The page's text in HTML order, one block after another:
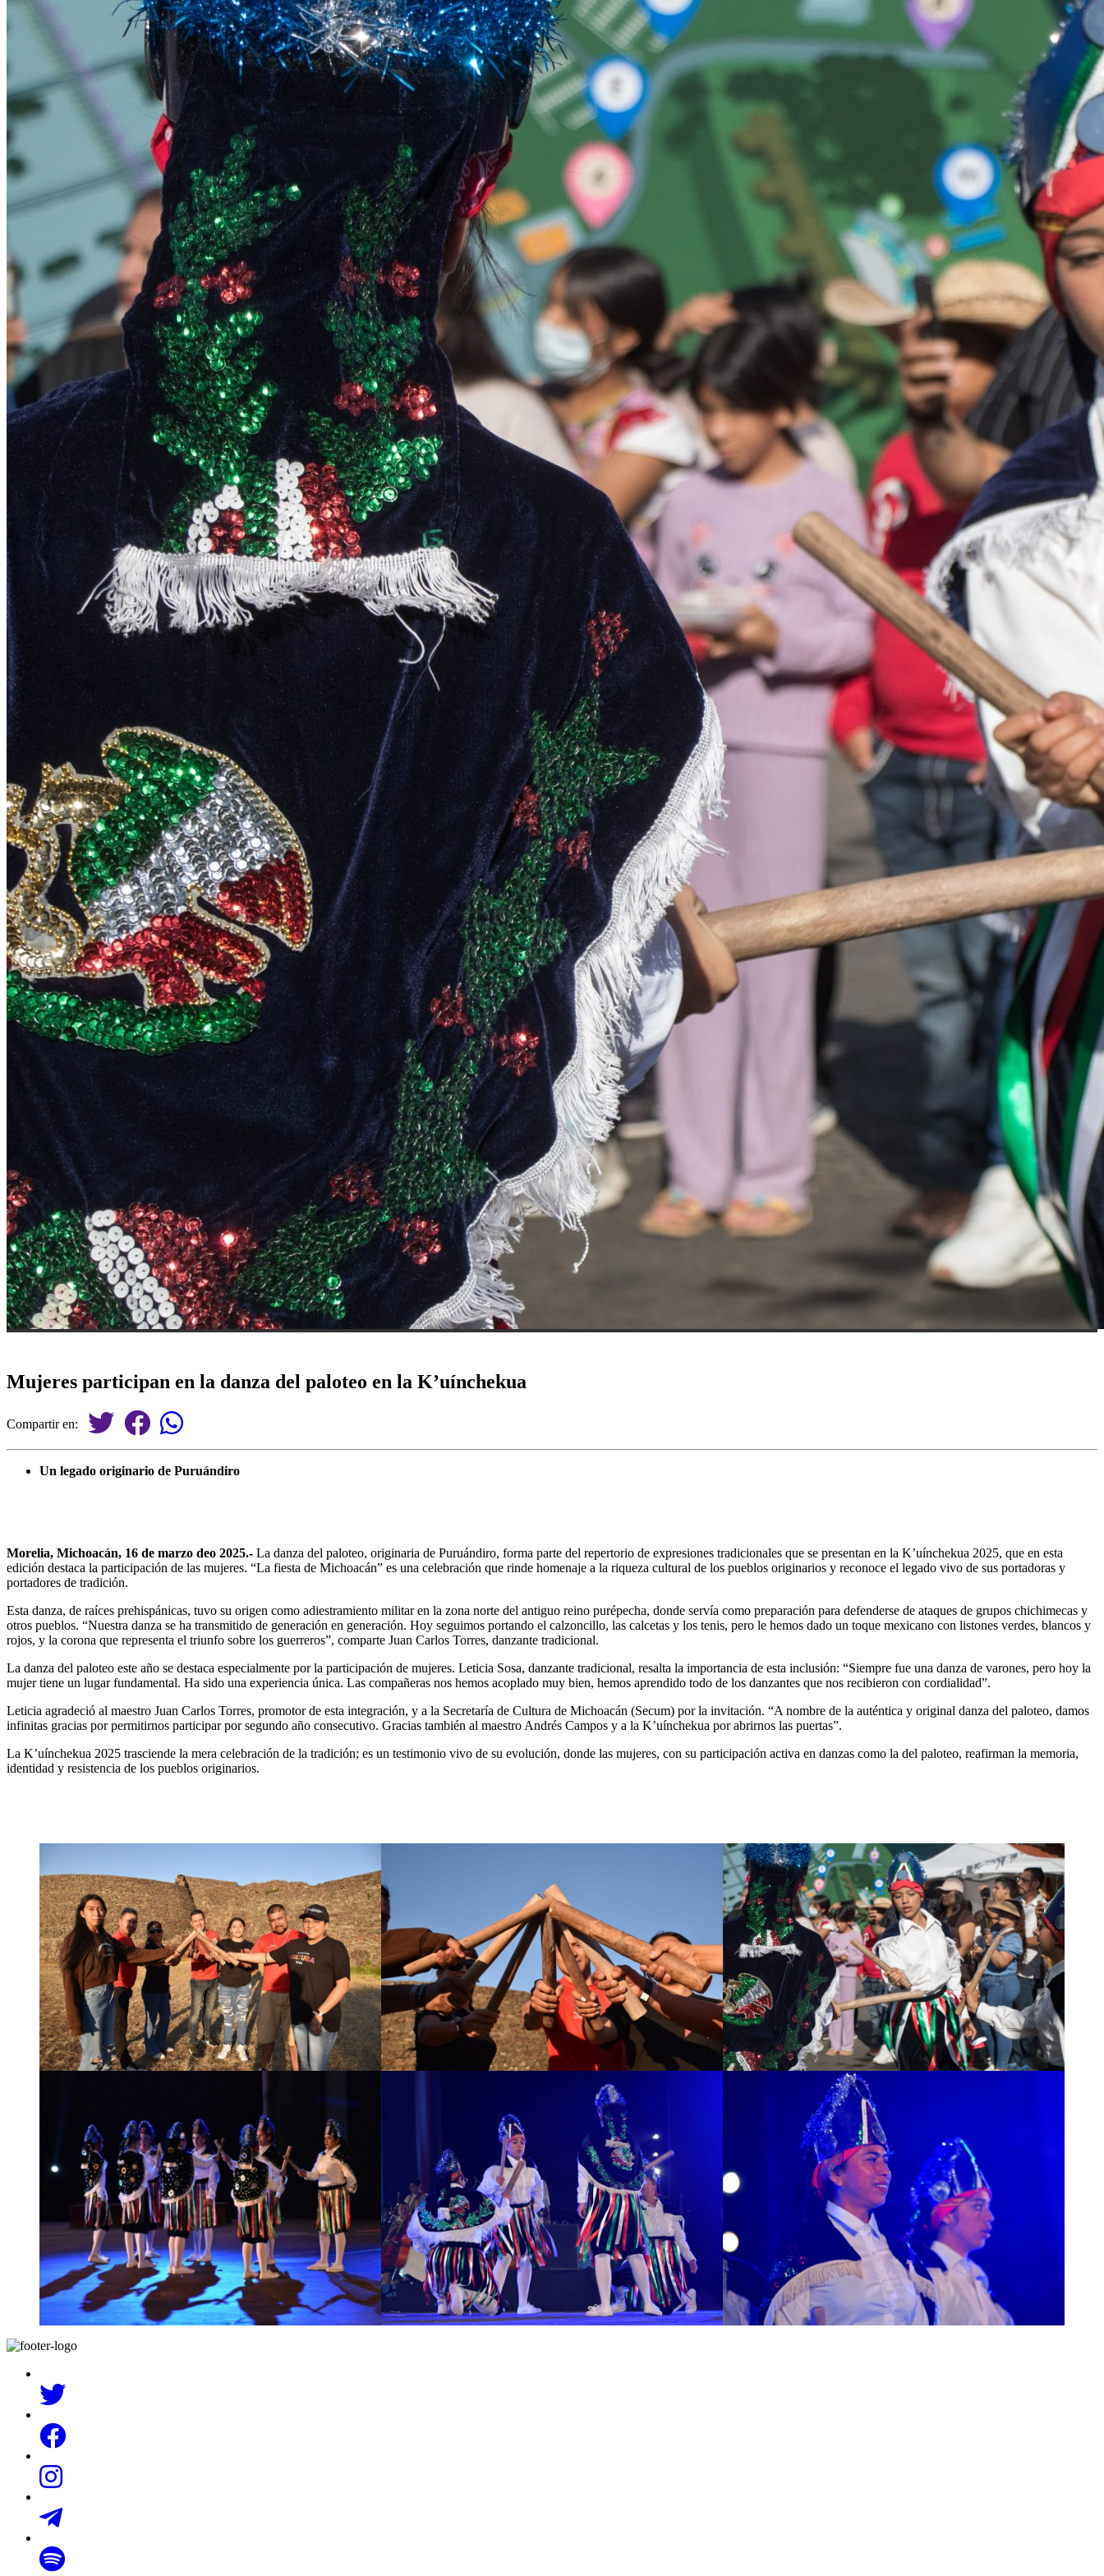
Mujeres participan en la danza del paloteo en la K’uínchekua
Compartir en:
Un legado originario de Puruándiro
Morelia, Michoacán, 16 de marzo deo 2025.- La danza del paloteo, originaria de Puruándiro, forma parte del repertorio de expresiones tradicionales que se presentan en la K’uínchekua 2025, que en esta
edición destaca la participación de las mujeres. “La fiesta de Michoacán” es una celebración que rinde homenaje a la riqueza cultural de los pueblos originarios y reconoce el legado vivo de sus portadoras y
portadores de tradición.
Esta danza, de raíces prehispánicas, tuvo su origen como adiestramiento militar en la zona norte del antiguo reino purépecha, donde servía como preparación para defenderse de ataques de grupos chichimecas y
otros pueblos. “Nuestra danza se ha transmitido de generación en generación. Hoy seguimos portando el calzoncillo, las calcetas y los tenis, pero le hemos dado un toque mexicano con listones verdes, blancos y
rojos, y la corona que representa el triunfo sobre los guerreros”, comparte Juan Carlos Torres, danzante tradicional.
La danza del paloteo este año se destaca especialmente por la participación de mujeres. Leticia Sosa, danzante tradicional, resalta la importancia de esta inclusión: “Siempre fue una danza de varones, pero hoy la
mujer tiene un lugar fundamental. Ha sido una experiencia única. Las compañeras nos hemos acoplado muy bien, hemos aprendido todo de los danzantes que nos recibieron con cordialidad”.
Leticia agradeció al maestro Juan Carlos Torres, promotor de esta integración, y a la Secretaría de Cultura de Michoacán (Secum) por la invitación. “A nombre de la auténtica y original danza del paloteo, damos
infinitas gracias por permitirnos participar por segundo año consecutivo. Gracias también al maestro Andrés Campos y a la K’uínchekua por abrirnos las puertas”.
La K’uínchekua 2025 trasciende la mera celebración de la tradición; es un testimonio vivo de su evolución, donde las mujeres, con su participación activa en danzas como la del paloteo, reafirman la memoria,
identidad y resistencia de los pueblos originarios.